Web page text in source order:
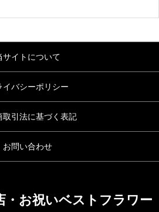
サイトについて
イバシーポリシー
取引法に基づく表記
お問い合わせ
・お祝いベストフラワー